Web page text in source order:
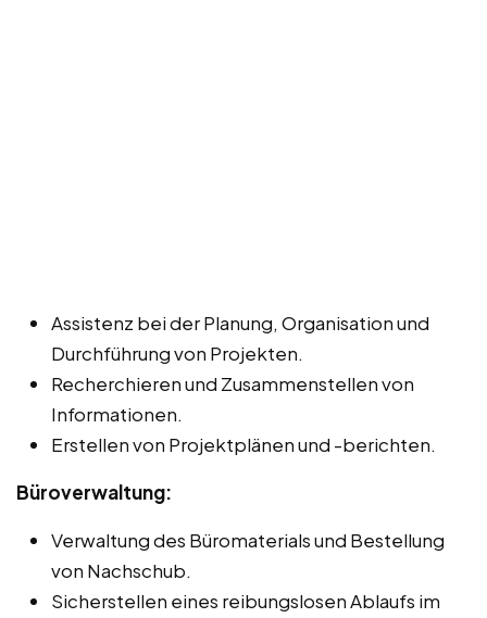
Assistenz bei der Planung, Organisation und
Durchführung von Projekten.
Recherchieren und Zusammenstellen von
Informationen.
Erstellen von Projektplänen und -berichten.
Büroverwaltung:
Verwaltung des Büromaterials und Bestellung
von Nachschub.
Sicherstellen eines reibungslosen Ablaufs im